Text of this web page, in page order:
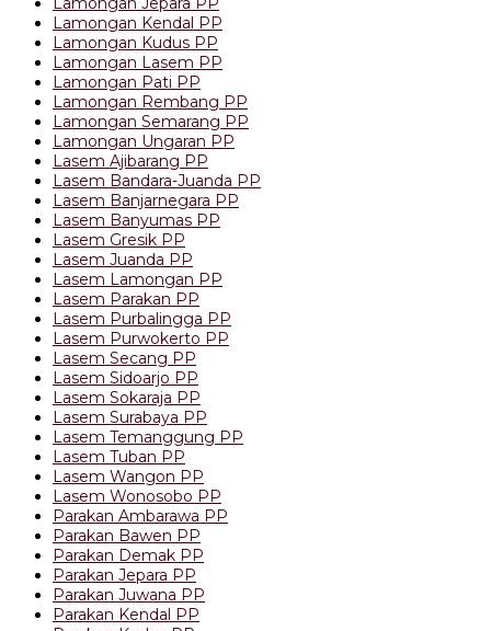
Lamongan Kendal PP
Lamongan Kudus PP
Lamongan Lasem PP
Lamongan Pati PP
Lamongan Rembang PP
Lamongan Semarang PP
Lamongan Ungaran PP
Lasem Ajibarang PP
Lasem Bandara-Juanda PP
Lasem Banjarnegara PP
Lasem Banyumas PP
Lasem Gresik PP
Lasem Juanda PP
Lasem Lamongan PP
Lasem Parakan PP
Lasem Purbalingga PP
Lasem Purwokerto PP
Lasem Secang PP
Lasem Sidoarjo PP
Lasem Sokaraja PP
Lasem Surabaya PP
Lasem Temanggung PP
Lasem Tuban PP
Lasem Wangon PP
Lasem Wonosobo PP
Parakan Ambarawa PP
Parakan Bawen PP
Parakan Demak PP
Parakan Jepara PP
Parakan Juwana PP
Parakan Kendal PP